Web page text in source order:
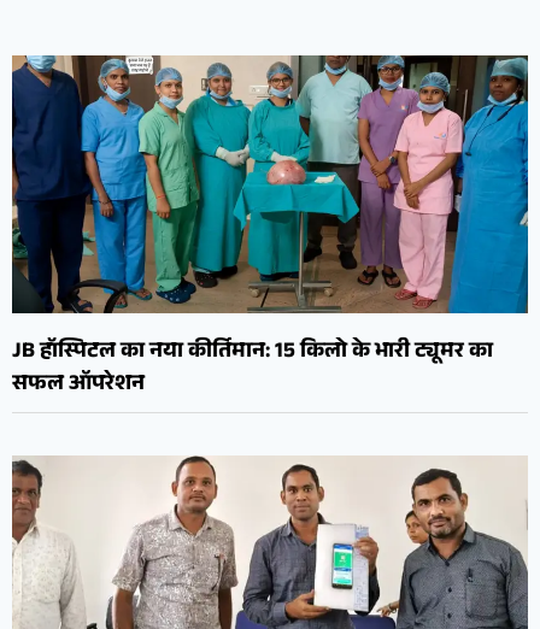
JB हॉस्पिटल का नया कीर्तिमान: 15 किलो के भारी ट्यूमर का
सफल ऑपरेशन